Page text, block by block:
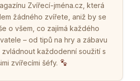
Zvířecí-jména.cz, která
žádného zvířete, aniž by se
o všem, co zajímá každého
– od tipů na hry a zábavu
každodenní soužití s
zvířecími šéfy.